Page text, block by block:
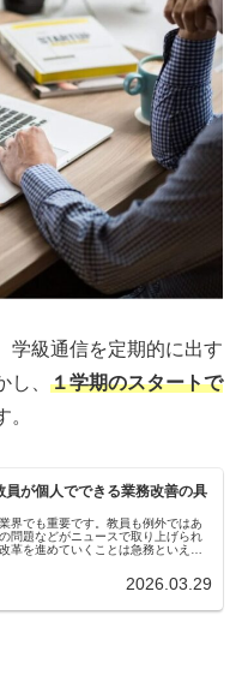
学級通信を定期的に出す
、 １学期のスタートで
。
員が個人でできる業務改善の具
界でも重要です。教員も例外ではあ
問題などがニュースで取り上げられ
革を進めていくことは急務といえま
2026.03.29